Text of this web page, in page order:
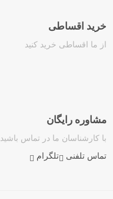
خرید اقساطی
از ما اقساطی خرید کنید
مشاوره رایگان
با کارشناسان ما در تماس باشید
تماس تلفنی
تلگرام